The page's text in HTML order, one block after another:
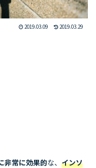
2019.03.09 2019.03.29
非常に効果的な、 インソ